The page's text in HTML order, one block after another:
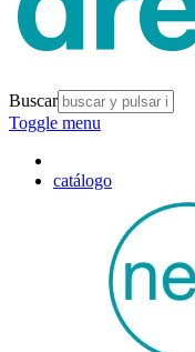
Buscar
Toggle menu
catálogo